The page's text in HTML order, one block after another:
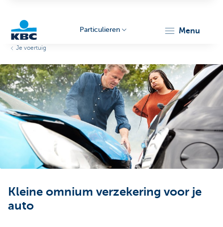
Particulieren
Particulieren menu
Je voertuig
Kleine omnium verzekering voor je
auto